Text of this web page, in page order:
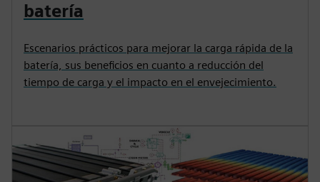
batería
Escenarios prácticos para mejorar la carga rápida de la
batería, sus beneficios en cuanto a reducción del
tiempo de carga y el impacto en el envejecimiento.